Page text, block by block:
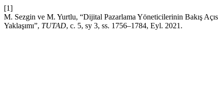
[1]
M. Sezgin ve M. Yurtlu, “Dijital Pazarlama Yöneticilerinin Bakış
Yaklaşımı”, TUTAD, c. 5, sy 3, ss. 1756–1784, Eyl. 2021.